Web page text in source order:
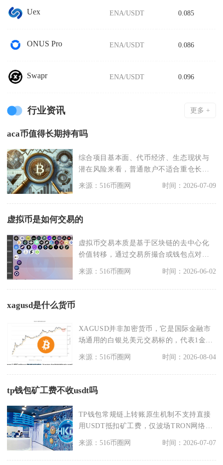
Uex ENA/USDT 0.085
ONUS Pro ENA/USDT 0.086
Swapr ENA/USDT 0.096
行业资讯 更多 +
aca币值得长期持有吗
综合项目基本面、代币经济、生态现状与
潜在风险来看，普通散户不适合重仓长期
持有ACA币，仅适
来源：516币圈网 时间：2026-07-09
虚拟币是如何交易的
虚拟币交易本质是基于区块链的去中心化
价值转移，通过交易所撮合或钱包点对点
转账完成，核心是用
来源：516币圈网 时间：2026-06-02
xagusd是什么货币
XAGUSD并非加密货币，它是国际金融市
场通用的白银兑美元交易标的，代表1金衡
来源：516币圈网 时间：2026-08-04
tp钱包矿工费不收usdt吗
TP钱包常规链上转账原生机制不支持直接
用USDT抵扣矿工费，仅波场TRON网络内
来源：516币圈网 时间：2026-07-07